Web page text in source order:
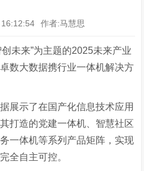
作者:马慧思
创未来”为主题的2025未来产业
数大数据携行业一体机解决方
展示了在国产化信息技术应用
打造的党建一体机、智慧社区
一体机等系列产品矩阵，实现
全自主可控。